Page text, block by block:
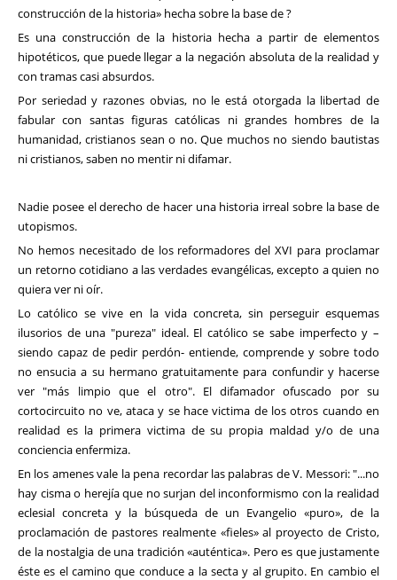
construcción de la historia» hecha sobre la base de ?
Es una construcción de la historia hecha a partir de elementos
hipotéticos, que puede llegar a la negación absoluta de la realidad y
con tramas casi absurdos.
Por seriedad y razones obvias, no le está otorgada la libertad de
fabular con santas figuras católicas ni grandes hombres de la
humanidad, cristianos sean o no. Que muchos no siendo bautistas
ni cristianos, saben no mentir ni difamar.
Nadie posee el derecho de hacer una historia irreal sobre la base de
utopismos.
No hemos necesitado de los reformadores del XVI para proclamar
un retorno cotidiano a las verdades evangélicas, excepto a quien no
quiera ver ni oír.
Lo católico se vive en la vida concreta, sin perseguir esquemas
ilusorios de una "pureza" ideal. El católico se sabe imperfecto y –
siendo capaz de pedir perdón- entiende, comprende y sobre todo
no ensucia a su hermano gratuitamente para confundir y hacerse
ver "más limpio que el otro". El difamador ofuscado por su
cortocircuito no ve, ataca y se hace victima de los otros cuando en
realidad es la primera victima de su propia maldad y/o de una
conciencia enfermiza.
En los amenes vale la pena recordar las palabras de V. Messori: "...no
hay cisma o herejía que no surjan del inconformismo con la realidad
eclesial concreta y la búsqueda de un Evangelio «puro», de la
proclamación de pastores realmente «fieles» al proyecto de Cristo,
de la nostalgia de una tradición «auténtica». Pero es que justamente
éste es el camino que conduce a la secta y al grupito. En cambio el